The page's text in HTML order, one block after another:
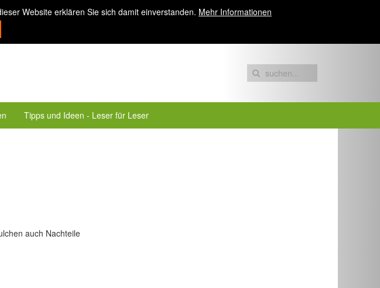
Website erklären Sie sich damit einverstanden. Mehr Informationen
Tipps und Ideen - Leser für Leser
auch Nachteile